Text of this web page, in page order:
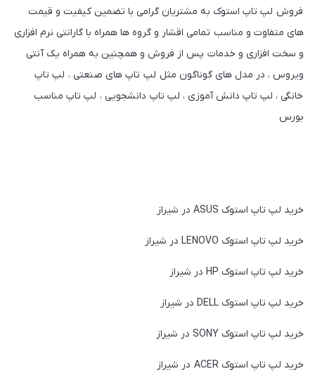
فروش لپ تاپ استوک به مشتریان گرامی با تضمین کیفیت و قیمت
های متفاوت و مناسب تمامی اقشار و گروه ها همراه با گارانتی نرم افزاری
و سخت افزاری و خدمات پس از فروش و همچنین به همراه یک آنتی
ویروس ، در مدل های گوناگون مثل لپ تاپ های صنعتی ، لپ تاپ
خانگی ، لپ تاپ دانش آموزی ، لپ تاپ دانشجویی ، لپ تاپ مناسب
بورس
خرید لپ تاپ استوک ASUS در شیراز
خرید لپ تاپ استوک LENOVO در شیراز
خرید لپ تاپ استوک HP در شیراز
خرید لپ تاپ استوک DELL در شیراز
خرید لپ تاپ استوک SONY در شیراز
خرید لپ تاپ استوک ACER در شیراز